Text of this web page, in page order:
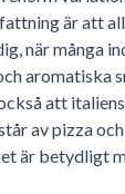
är att
när många
aromatiska
att
av pizza
är betydligt